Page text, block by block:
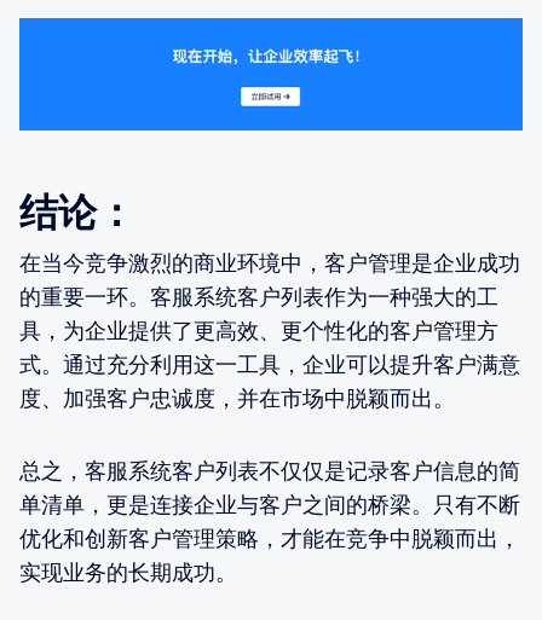
结论：
在当今竞争激烈的商业环境中，客户管理是企业成功
的重要一环。客服系统客户列表作为一种强大的工
具，为企业提供了更高效、更个性化的客户管理方
式。通过充分利用这一工具，企业可以提升客户满意
度、加强客户忠诚度，并在市场中脱颖而出。
总之，客服系统客户列表不仅仅是记录客户信息的简
单清单，更是连接企业与客户之间的桥梁。只有不断
优化和创新客户管理策略，才能在竞争中脱颖而出，
实现业务的长期成功。